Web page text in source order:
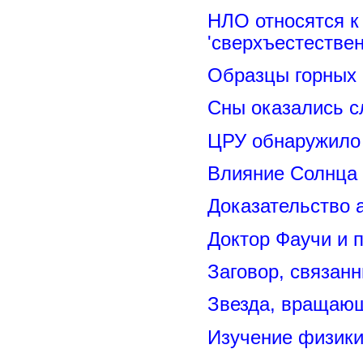
НЛО относятся к
Образцы горных
Сны оказались
ЦРУ обнаружило
Влияние
Доказательство
Доктор Фаучи и
Заговор,
Звезда,
Изучение